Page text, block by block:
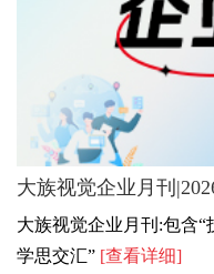
大族视觉企业月刊
大族视觉企业月刊:包含“
学思交汇” [查看详细]